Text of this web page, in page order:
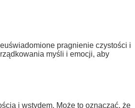
pragnienie czystości i
myśli i emocji, aby
i wstydem. Może to oznaczać, że